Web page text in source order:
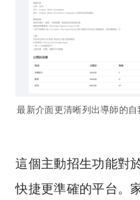
最新介面更清晰列出導師的
這個主動招生功能對
快捷更準確的平台。